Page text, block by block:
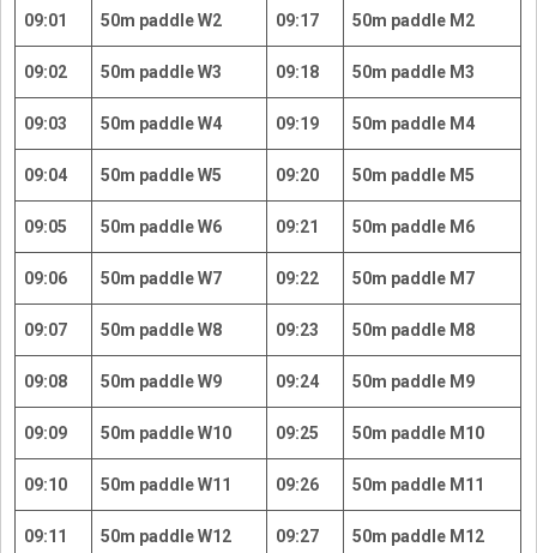
09:01 50m paddle W2 09:17 50m paddle M2
09:02 50m paddle W3 09:18 50m paddle M3
09:03 50m paddle W4 09:19 50m paddle M4
09:04 50m paddle W5 09:20 50m paddle M5
09:05 50m paddle W6 09:21 50m paddle M6
09:06 50m paddle W7 09:22 50m paddle M7
09:07 50m paddle W8 09:23 50m paddle M8
09:08 50m paddle W9 09:24 50m paddle M9
09:09 50m paddle W10 09:25 50m paddle M10
09:10 50m paddle W11 09:26 50m paddle M11
09:11 50m paddle W12 09:27 50m paddle M12